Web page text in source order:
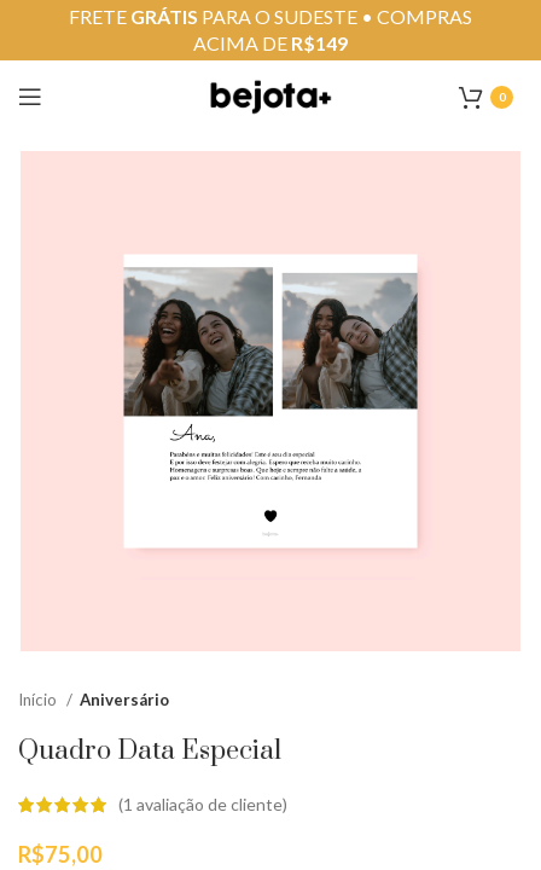
0
Início Aniversário
Quadro Data Especial
(1 avaliação de cliente)
R$75,00
FRETE GRÁTIS PARA O SUDESTE • COMPRAS
ACIMA DE R$149